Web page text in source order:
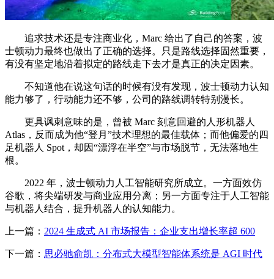
追求技术还是专注商业化，Marc 给出了自己的答案，波
士顿动力最终也做出了正确的选择。只是路线选择固然重要，
有没有坚定地沿着拟定的路线走下去才是真正的决定因素。
不知道他在说这句话的时候有没有发现，波士顿动力认知
能力够了，行动能力还不够，公司的路线调转特别漫长。
更具讽刺意味的是，曾被 Marc 刻意回避的人形机器人
Atlas，反而成为他“登月”技术理想的最佳载体；而他偏爱的四
足机器人 Spot，却因“漂浮在半空”与市场脱节，无法落地生
根。
2022 年，波士顿动力人工智能研究所成立。一方面效仿
谷歌，将尖端研发与商业应用分离；另一方面专注于人工智能
与机器人结合，提升机器人的认知能力。
上一篇： 2024 生成式 AI 市场报告：企业支出增长率超 600
下一篇： 思必驰俞凯：分布式大模型智能体系统是 AGI 时代